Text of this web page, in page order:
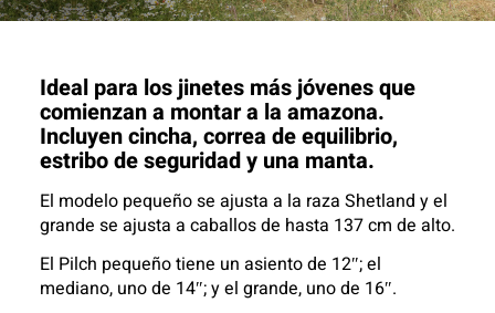
Ideal para los jinetes más jóvenes que
comienzan a montar a la amazona.
Incluyen cincha, correa de equilibrio,
estribo de seguridad y una manta.
El modelo pequeño se ajusta a la raza Shetland y el
grande se ajusta a caballos de hasta 137 cm de alto.
El Pilch pequeño tiene un asiento de 12″; el
mediano, uno de 14″; y el grande, uno de 16″.